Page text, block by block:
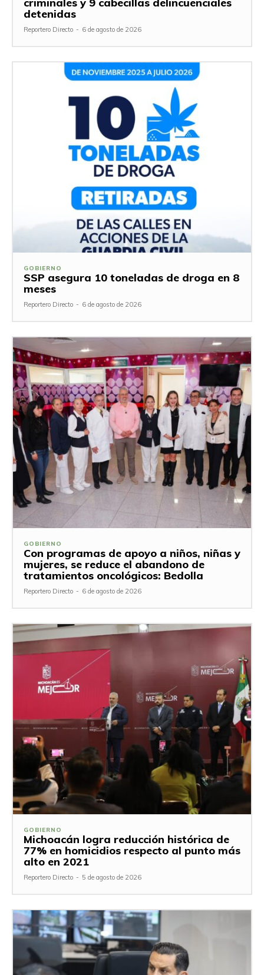
criminales y 9 cabecillas delincuenciales
detenidas
Reportero Directo - 6 de agosto de 2026
GOBIERNO
SSP asegura 10 toneladas de droga en 8
meses
Reportero Directo - 6 de agosto de 2026
GOBIERNO
Con programas de apoyo a niños, niñas y
mujeres, se reduce el abandono de
tratamientos oncológicos: Bedolla
Reportero Directo - 6 de agosto de 2026
GOBIERNO
Michoacán logra reducción histórica de
77% en homicidios respecto al punto más
alto en 2021
Reportero Directo - 5 de agosto de 2026